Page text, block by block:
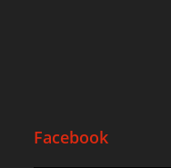
Facebook